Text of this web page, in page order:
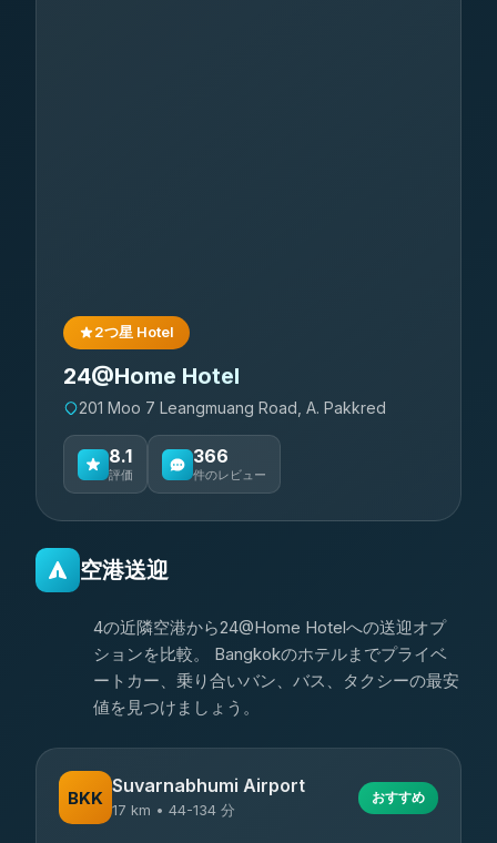
2つ星 Hotel
24@Home Hotel
201 Moo 7 Leangmuang Road, A. Pakkred
8.1
評価
366
件のレビュー
空港送迎
4の近隣空港から24@Home Hotelへの送迎オプ
ションを比較。 Bangkokのホテルまでプライベ
ートカー、乗り合いバン、バス、タクシーの最安
値を見つけましょう。
BKK
Suvarnabhumi Airport
17 km • 44-134 分
おすすめ